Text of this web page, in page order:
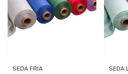
SEDA FRIA
SEDA